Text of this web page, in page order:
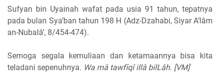
Sufyan bin Uyainah wafat pada usia 91 tahun, tepatnya
pada bulan Sya’ban tahun 198 H (Adz-Dzahabi, Siyar A’lâm
an-Nubalâ’, 8/454-474).
Semoga segala kemuliaan dan ketamaannya bisa kita
teladani sepenuhnya. Wa mâ tawfîqî illâ bilLâh. [VM]